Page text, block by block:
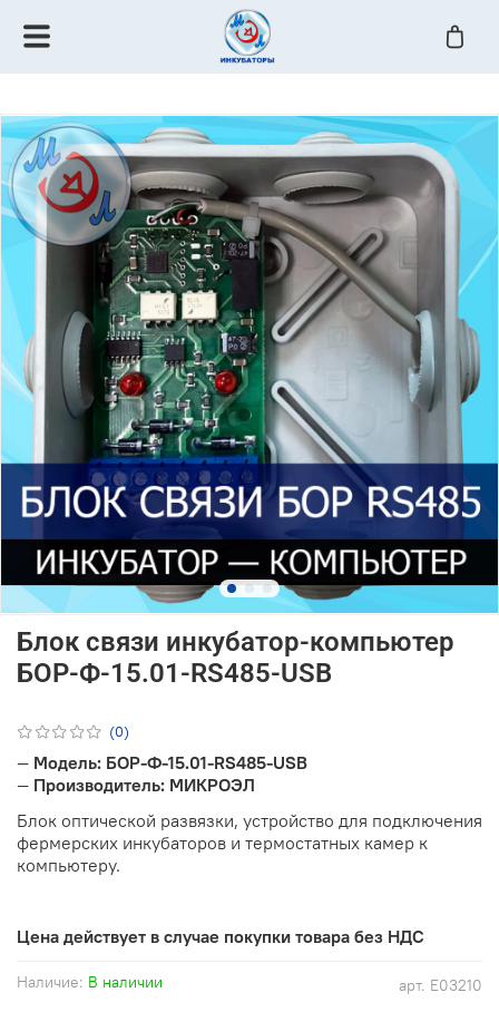
(0)
арт. E03210
Наличие: В наличии
Блок связи инкубатор-компьютер
БОР-Ф-15.01-RS485-USB
— Модель: БОР-Ф-15.01-RS485-USB
— Производитель: МИКРОЭЛ
Блок оптической развязки, устройство для подключения
фермерских инкубаторов и термостатных камер к
компьютеру.
Цена действует в случае покупки товара без НДС